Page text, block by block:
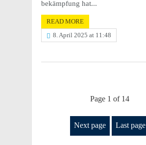
bekämp­fung hat...
READ MORE
8. April 2025 at 11:48
Page 1 of 14
Next page Last page